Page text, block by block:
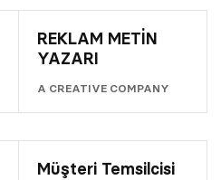
REKLAM METİN
YAZARI
A CREATIVE COMPANY
Müşteri Temsilcisi